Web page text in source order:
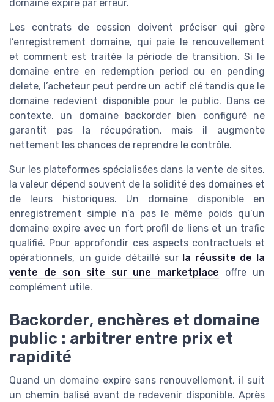
domaine expire par erreur.
Les contrats de cession doivent préciser qui gère
l’enregistrement domaine, qui paie le renouvellement
et comment est traitée la période de transition. Si le
domaine entre en redemption period ou en pending
delete, l’acheteur peut perdre un actif clé tandis que le
domaine redevient disponible pour le public. Dans ce
contexte, un domaine backorder bien configuré ne
garantit pas la récupération, mais il augmente
nettement les chances de reprendre le contrôle.
Sur les plateformes spécialisées dans la vente de sites,
la valeur dépend souvent de la solidité des domaines et
de leurs historiques. Un domaine disponible en
enregistrement simple n’a pas le même poids qu’un
domaine expire avec un fort profil de liens et un trafic
qualifié. Pour approfondir ces aspects contractuels et
opérationnels, un guide détaillé sur la réussite de la
vente de son site sur une marketplace offre un
complément utile.
Backorder, enchères et domaine
public : arbitrer entre prix et
rapidité
Quand un domaine expire sans renouvellement, il suit
un chemin balisé avant de redevenir disponible. Après